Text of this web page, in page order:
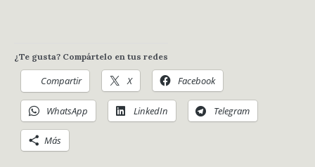
¿Te gusta? Compártelo en tus redes
Compartir X Facebook
WhatsApp LinkedIn Telegram
Más